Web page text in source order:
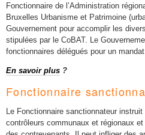
Fonctionnaire de l’Administration
Bruxelles Urbanisme et Patrimoine
Gouvernement pour accomplir les
stipulées par le CoBAT. Le
fonctionnaires délégués pour un
En savoir plus ?
Fonctionnaire
Le Fonctionnaire sanctionnateur
contrôleurs communaux et régionaux